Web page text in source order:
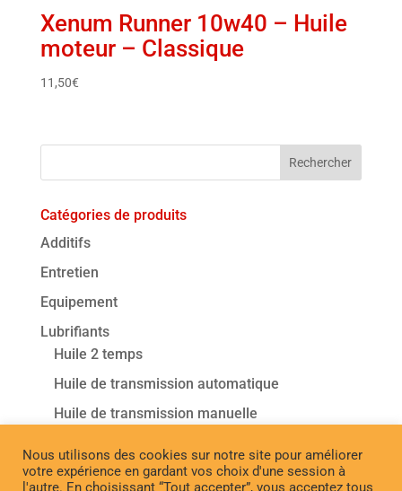
Xenum Runner 10w40 – Huile
moteur – Classique
11,50€
Catégories de produits
Additifs
Entretien
Equipement
Lubrifiants
Huile 2 temps
Huile de transmission automatique
Huile de transmission manuelle
Huile moteur - Graphite
Nous utilisons des cookies sur notre site pour améliorer
votre expérience en gardant vos choix d'une session à